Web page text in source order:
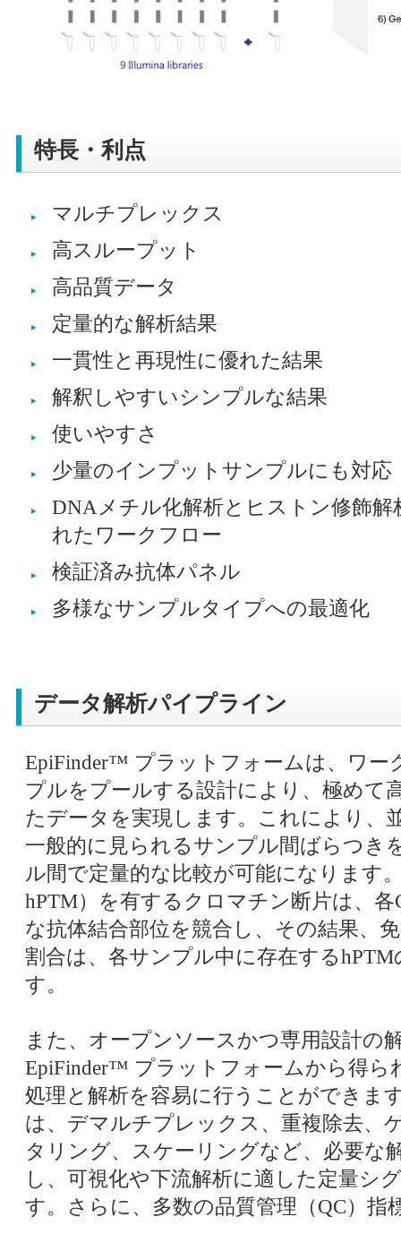
特長・利点
マルチプレックス
高スループット
高品質データ
定量的な解析結果
一貫性と再現性に優れた結果
解釈しやすいシンプルな結果
使いやすさ
少量のインプットサンプルにも対応
DNAメチル化解析とヒストン修飾
れたワークフロー
検証済み抗体パネル
多様なサンプルタイプへの最適化
データ解析パイプライン
EpiFinder™ プラットフォームは、ワー
プルをプールする設計により、極めて
たデータを実現します。これにより、
一般的に見られるサンプル間ばらつき
ル間で定量的な比較が可能になります
hPTM）を有するクロマチン断片は、
な抗体結合部位を競合し、その結果、
割合は、各サンプル中に存在する
す。
また、オープンソースかつ専用設計の
EpiFinder™ プラットフォームから得ら
処理と解析を容易に行うことができま
は、デマルチプレックス、重複除去、
タリング、スケーリングなど、必要な
し、可視化や下流解析に適した定量シ
す。さらに、多数の品質管理（QC）指